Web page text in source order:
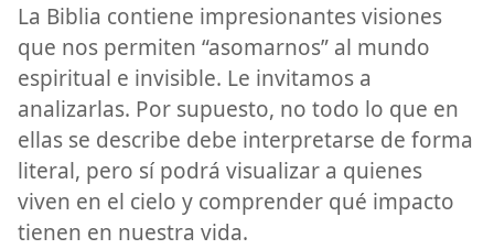
La Biblia contiene impresionantes visiones
que nos permiten “asomarnos” al mundo
espiritual e invisible. Le invitamos a
analizarlas. Por supuesto, no todo lo que en
ellas se describe debe interpretarse de forma
literal, pero sí podrá visualizar a quienes
viven en el cielo y comprender qué impacto
tienen en nuestra vida.